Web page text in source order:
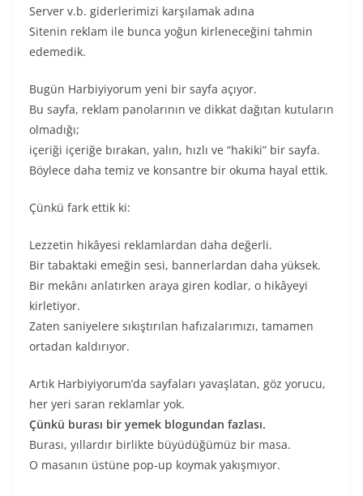
Server v.b. giderlerimizi karşılamak adına
Sitenin reklam ile bunca yoğun kirleneceğini tahmin
edemedik.
Bugün Harbiyiyorum yeni bir sayfa açıyor.
Bu sayfa, reklam panolarının ve dikkat dağıtan kutuların
olmadığı;
içeriği içeriğe bırakan, yalın, hızlı ve “hakiki” bir sayfa.
Böylece daha temiz ve konsantre bir okuma hayal ettik.
Çünkü fark ettik ki:
Lezzetin hikâyesi reklamlardan daha değerli.
Bir tabaktaki emeğin sesi, bannerlardan daha yüksek.
Bir mekânı anlatırken araya giren kodlar, o hikâyeyi
kirletiyor.
Zaten saniyelere sıkıştırılan hafızalarımızı, tamamen
ortadan kaldırıyor.
Artık Harbiyiyorum’da sayfaları yavaşlatan, göz yorucu,
her yeri saran reklamlar yok.
Çünkü burası bir yemek blogundan fazlası.
Burası, yıllardır birlikte büyüdüğümüz bir masa.
O masanın üstüne pop-up koymak yakışmıyor.